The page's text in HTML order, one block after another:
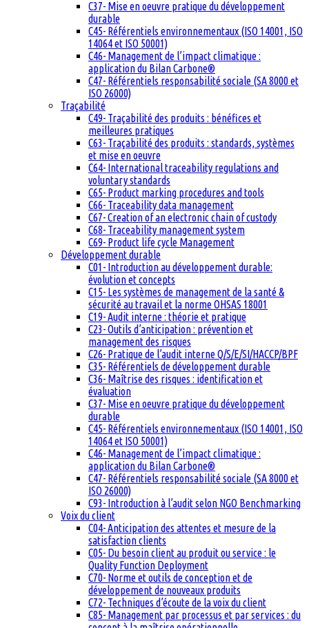
C37- Mise en oeuvre pratique du développement
durable
C45- Référentiels environnementaux (ISO 14001, ISO
14064 et ISO 50001)
C46- Management de l’impact climatique :
application du Bilan Carbone®
C47- Référentiels responsabilité sociale (SA 8000 et
ISO 26000)
Traçabilité
C49- Traçabilité des produits : bénéfices et
meilleures pratiques
C63- Traçabilité des produits : standards, systèmes
et mise en oeuvre
C64- International traceability regulations and
voluntary standards
C65- Product marking procedures and tools
C66- Traceability data management
C67- Creation of an electronic chain of custody
C68- Traceability management system
C69- Product life cycle Management
Développement durable
C01- Introduction au développement durable:
évolution et concepts
C15- Les systèmes de management de la santé &
sécurité au travail et la norme OHSAS 18001
C19- Audit interne : théorie et pratique
C23- Outils d’anticipation : prévention et
management des risques
C26- Pratique de l’audit interne Q/S/E/SI/HACCP/BPF
C35- Référentiels de développement durable
C36- Maîtrise des risques : identification et
évaluation
C37- Mise en oeuvre pratique du développement
durable
C45- Référentiels environnementaux (ISO 14001, ISO
14064 et ISO 50001)
C46- Management de l’impact climatique :
application du Bilan Carbone®
C47- Référentiels responsabilité sociale (SA 8000 et
ISO 26000)
C93- Introduction à l’audit selon NGO Benchmarking
Voix du client
C04- Anticipation des attentes et mesure de la
satisfaction clients
C05- Du besoin client au produit ou service : le
Quality Function Deployment
C70- Norme et outils de conception et de
développement de nouveaux produits
C72- Techniques d’écoute de la voix du client
C85- Management par processus et par services : du